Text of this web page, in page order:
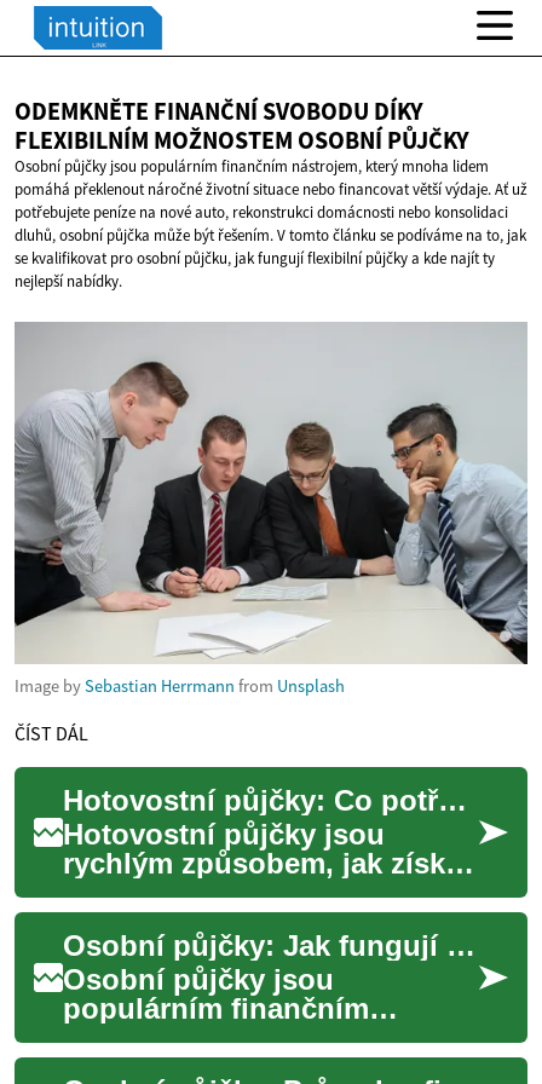
ODEMKNĚTE FINANČNÍ SVOBODU DÍKY
FLEXIBILNÍM MOŽNOSTEM OSOBNÍ PŮJČKY
Osobní půjčky jsou populárním finančním nástrojem, který mnoha lidem
pomáhá překlenout náročné životní situace nebo financovat větší výdaje. Ať už
potřebujete peníze na nové auto, rekonstrukci domácnosti nebo konsolidaci
dluhů, osobní půjčka může být řešením. V tomto článku se podíváme na to, jak
se kvalifikovat pro osobní půjčku, jak fungují flexibilní půjčky a kde najít ty
nejlepší nabídky.
Image bySebastian Herrmann from Unsplash
ČÍST DÁL
Hotovostní půjčky: Co potřebujete vědět
Hotovostní půjčky jsou
rychlým způsobem, jak získat
finanční prostředky v
situacích, kdy je potřebujete
okamžitě. Ať ...
Osobní půjčky: Jak fungují a co byste měli vědět před jejich sjednáním
Osobní půjčky jsou
populárním finančním
nástrojem, který může
pomoci překlenout náročné